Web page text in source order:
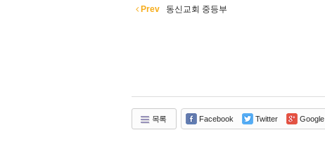
Prev 동신교회 중등부
목록 Facebook Twitter Google